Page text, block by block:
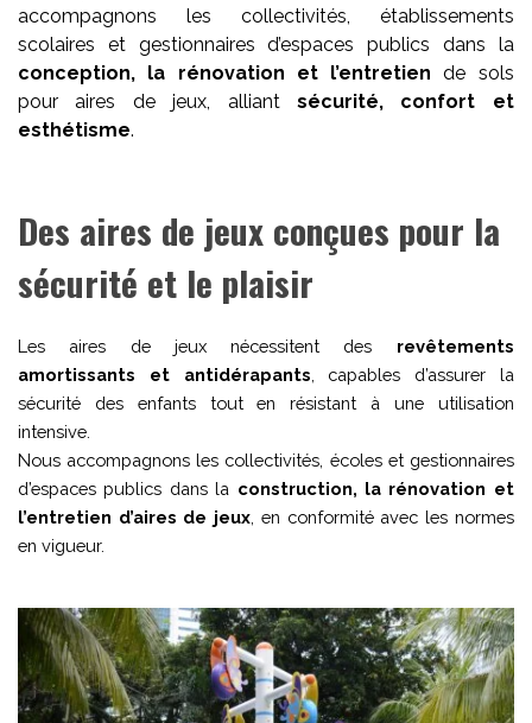
accompagnons les collectivités, établissements
scolaires et gestionnaires d’espaces publics dans la
conception, la rénovation et l’entretien de sols
pour aires de jeux, alliant sécurité, confort et
esthétisme.
Des aires de jeux conçues pour la
sécurité et le plaisir
Les aires de jeux nécessitent des revêtements
amortissants et antidérapants , capables d’assurer la
sécurité des enfants tout en résistant à une utilisation
intensive.
Nous accompagnons les collectivités, écoles et gestionnaires
d’espaces publics dans la construction, la rénovation et
l’entretien d’aires de jeux , en conformité avec les normes
en vigueur.